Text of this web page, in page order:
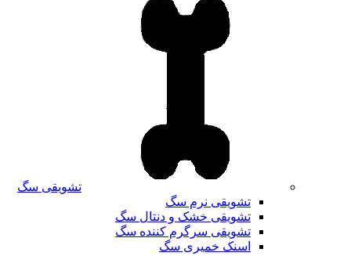
تشویقی سگ
تشویقی نرم سگ
تشویقی خشک و دنتال سگ
تشویقی سرگرم کننده سگ
اسنک خمیری سگ